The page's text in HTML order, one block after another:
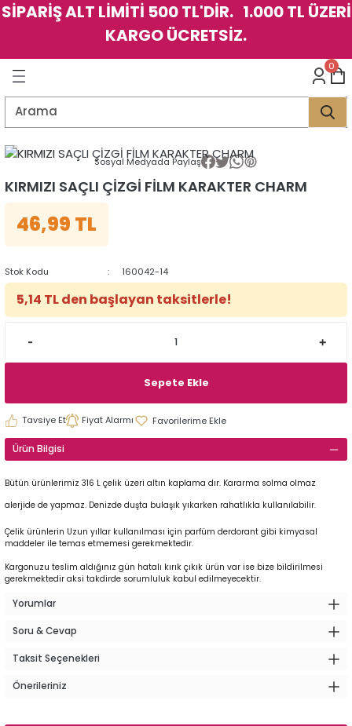
SİPARİŞ ALT LİMİTİ 500 TL'DİR. 1.000 TL ÜZERİ
KARGO ÜCRETSİZ.
Geri Dön
Geri Dön
Geri Dön
Geri Dön
Geri Dön
Geri Dön
0
Sosyal Medyada Paylaş
KIRMIZI SAÇLI ÇİZGİ FİLM KARAKTER CHARM
46,99 TL
Stok Kodu 160042-14
5,14 TL den başlayan taksitlerle!
Sepete Ekle
Tavsiye Et Fiyat Alarmı
Ürün Bilgisi
Bütün ürünlerimiz 316 L çelik üzeri altın kaplama dır. Kararma solma olmaz
alerjide de yapmaz. Denizde duşta bulaşık yıkarken rahatlıkla kullanılabilir.
Çelik ürünlerin Uzun yıllar kullanılması için parfüm derdorant gibi kimyasal
maddeler ile temas etmemesi gerekmektedir.
Kargonuzu teslim aldığınız gün hatalı kırık çıkık ürün var ise bize bildirilmesi
gerekmektedir aksi takdirde sorumluluk kabul edilmeyecektir.
Yorumlar
Soru & Cevap
Taksit Seçenekleri
Önerileriniz
Geri Dön
Geri Dön
Geri Dön
Geri Dön
Geri Dön
Geri Dön